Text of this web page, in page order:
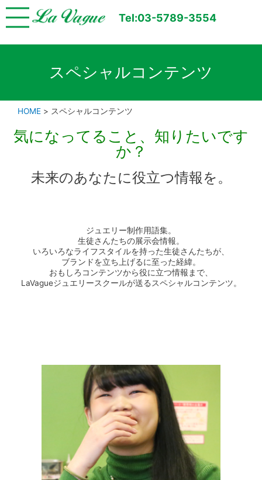
Tel:03-5789-3554
スペシャルコンテンツ
HOME > スペシャルコンテンツ
気になってること、知りたいです
か？
未来のあなたに役立つ情報を。
ジュエリー制作用語集。
生徒さんたちの展示会情報。
いろいろなライフスタイルを持った生徒さんたちが、
ブランドを立ち上げるに至った経緯。
おもしろコンテンツから役に立つ情報まで、
LaVagueジュエリースクールが送るスペシャルコンテンツ。